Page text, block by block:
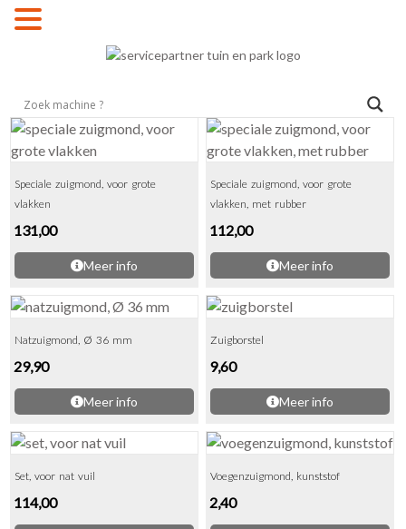
Speciale zuigmond, voor grote
vlakken
131,00
Meer info
Speciale zuigmond, voor grote
vlakken, met rubber
112,00
Meer info
Natzuigmond, Ø 36 mm
29,90
Meer info
Zuigborstel
9,60
Meer info
Set, voor nat vuil
114,00
Voegenzuigmond, kunststof
2,40